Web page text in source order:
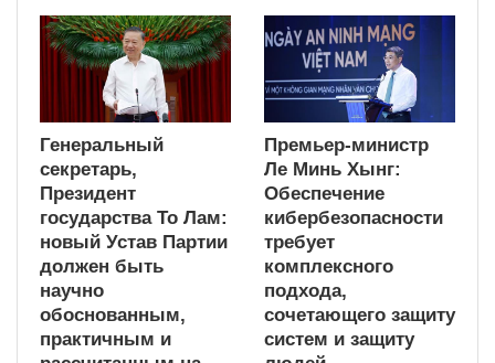
Генеральный
секретарь,
Президент
государства То Лам:
новый Устав Партии
должен быть
научно
обоснованным,
практичным и
Премьер-министр
Ле Минь Хынг:
Обеспечение
кибербезопасности
требует
комплексного
подхода,
сочетающего защиту
систем и защиту